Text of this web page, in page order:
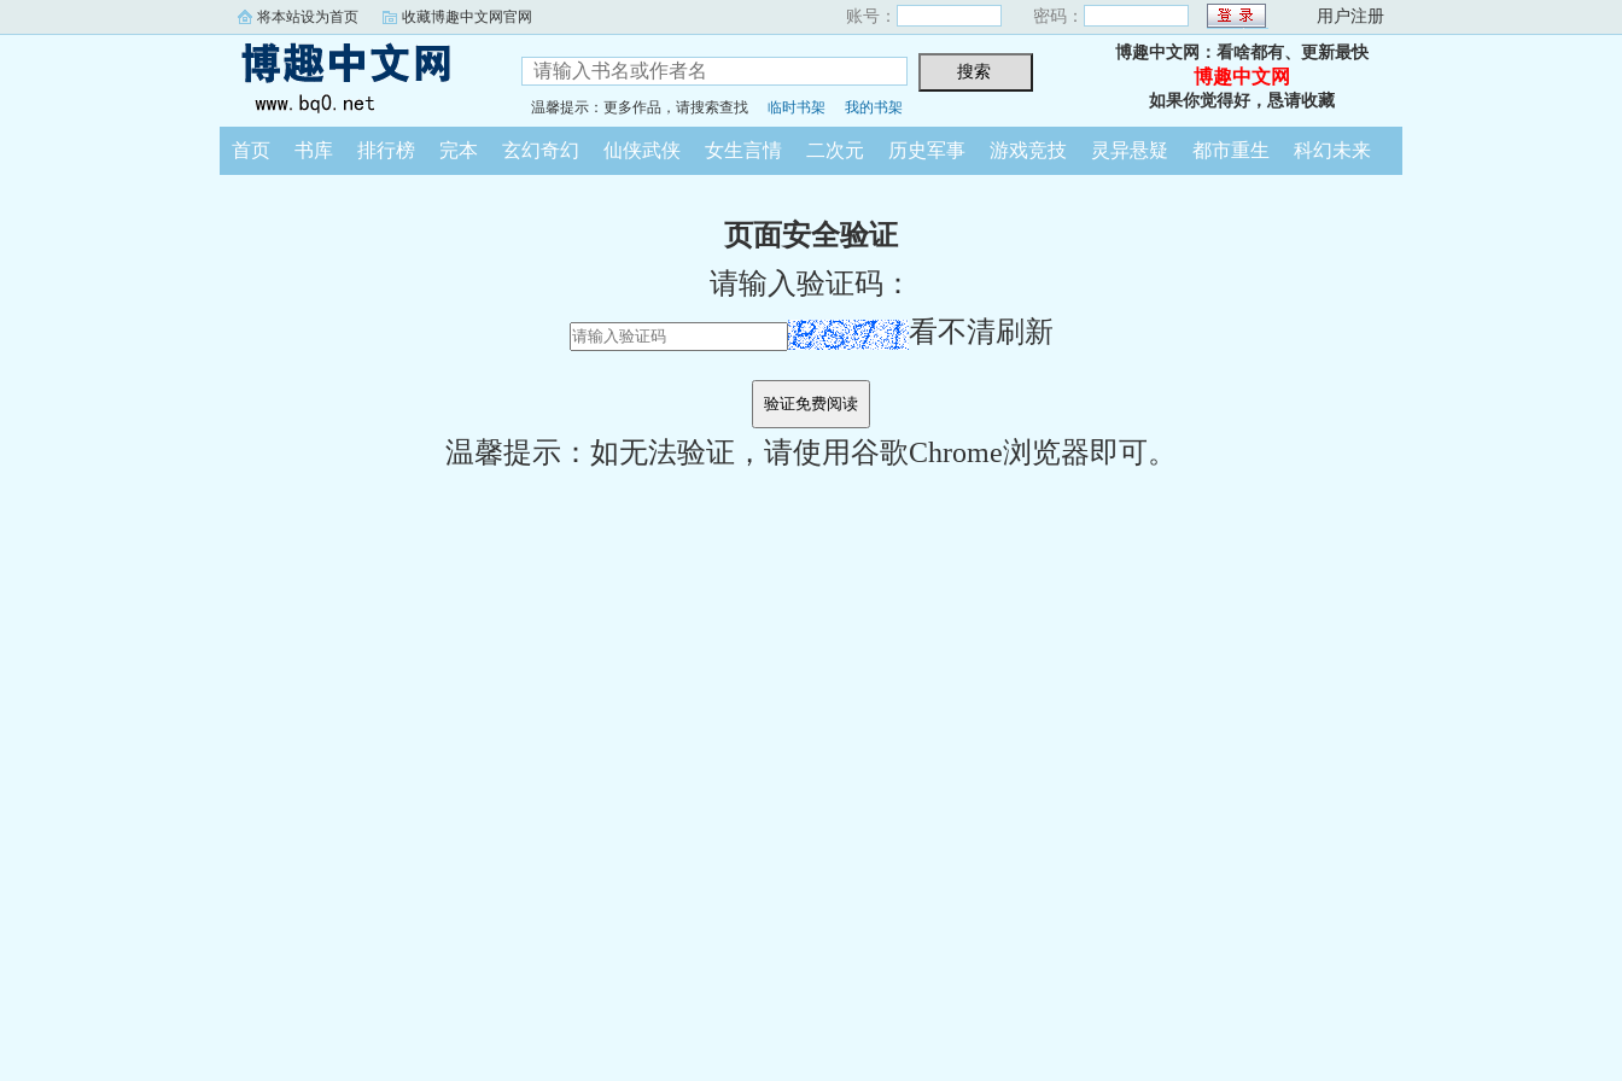
将本站设为首页 收藏博趣中文网官网 账号： 密码： 用户注册
温馨提示：更多作品，请搜索查找 临时书架 我的书架
博趣中文网：看啥都有、更新最快
博趣中文网
如果你觉得好，恳请收藏
首页 书库 排行榜 完本 玄幻奇幻 仙侠武侠 女生言情 二次元 历史军事 游戏竞技 灵异悬疑 都市重生 科幻未来
页面安全验证
请输入验证码：
看不清刷新
温馨提示：如无法验证，请使用谷歌Chrome浏览器即可。